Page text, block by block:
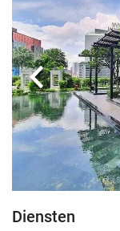
Vorige
Diensten